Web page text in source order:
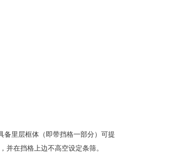
备里层框体（即带挡格一部分）可提
在挡格上边不高空设定条筛。